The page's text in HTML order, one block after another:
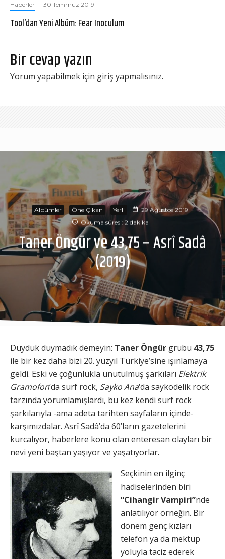
Haberler · 30 Temmuz 2019
Tool’dan Yeni Albüm: Fear Inoculum
Bir cevap yazın
Yorum yapabilmek için giriş yapmalısınız.
Albümler Öne Çıkan Yerli
29 Ağustos 2019
Okuma süresi: 2 dakika
Taner Öngür ve 43,75 – Asrî Sadâ
(2019)
Duyduk duymadık demeyin: Taner Öngür grubu 43,75
ile bir kez daha bizi 20. yüzyıl Türkiye’sine ışınlamaya
geldi. Eski ve çoğunlukla unutulmuş şarkıları Elektrik
Gramofon‘da surf rock, Sayko Ana‘da saykodelik rock
tarzında yorumlamışlardı, bu kez kendi surf rock
şarkılarıyla -ama adeta tarihten sayfaların içinde-
karşımızdalar. Asrî Sadâ’da 60’ların gazetelerini
kurcalıyor, haberlere konu olan enteresan olayları bir
nevi yeni baştan yaşıyor ve yaşatıyorlar.
Seçkinin en ilginç
hadiselerinden biri
“Cihangir Vampiri”nde
anlatılıyor örneğin. Bir
dönem genç kızları
telefon ya da mektup
yoluyla taciz ederek